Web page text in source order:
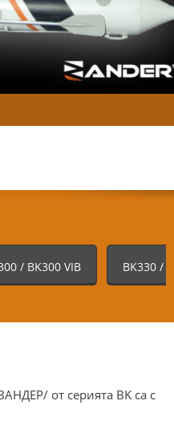
/ BK300 VIB BK330 /
от серията BK са с